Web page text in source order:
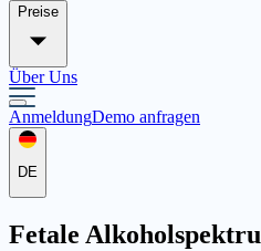
Preise
Über Uns
AnmeldungDemo anfragen
DE
Fetale